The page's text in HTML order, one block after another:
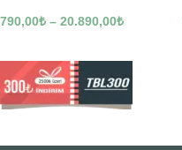
790,00₺ – 20.890,00₺